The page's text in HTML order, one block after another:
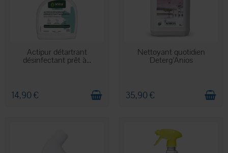
EN STOCK
Actipur détartrant
désinfectant prêt à...
14,90 €
EN STOCK
Nettoyant quotidien
Deterg'Anios
35,90 €